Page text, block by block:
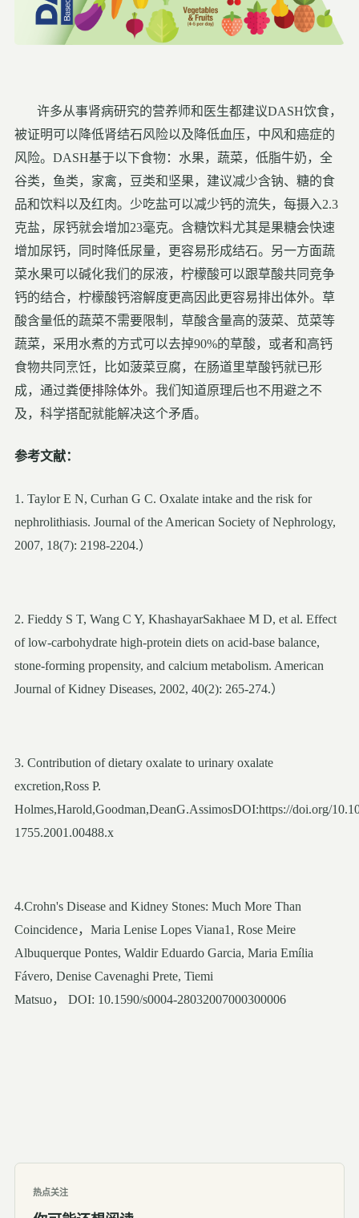
许多从事肾病研究的营养师和医生都建议DASH饮食，
被证明可以降低肾结石风险以及降低血压，中风和癌症的
风险。DASH基于以下食物：水果，蔬菜，低脂牛奶，全
谷类，鱼类，家禽，豆类和坚果，建议减少含钠、糖的食
品和饮料以及红肉。少吃盐可以减少钙的流失，每摄入2.3
克盐，尿钙就会增加23毫克。含糖饮料尤其是果糖会快速
增加尿钙，同时降低尿量，更容易形成结石。另一方面蔬
菜水果可以碱化我们的尿液，柠檬酸可以跟草酸共同竞争
钙的结合，柠檬酸钙溶解度更高因此更容易排出体外。草
酸含量低的蔬菜不需要限制，草酸含量高的菠菜、苋菜等
蔬菜，采用水煮的方式可以去掉90%的草酸，或者和高钙
食物共同烹饪，比如菠菜豆腐，在肠道里草酸钙就已形
成，通过粪便排除体外。 我们知道原理后也不用避之不
及，科学搭配就能解决这个矛盾。
参考文献：
1. Taylor E N, Curhan G C. Oxalate intake and the risk for
nephrolithiasis. Journal of the American Society of Nephrology,
2007, 18(7): 2198-2204.）
2. Fieddy S T, Wang C Y, KhashayarSakhaee M D, et al. Effect
of low-carbohydrate high-protein diets on acid-base balance,
stone-forming propensity, and calcium metabolism. American
Journal of Kidney Diseases, 2002, 40(2): 265-274.）
3. Contribution of dietary oxalate to urinary oxalate
excretion,Ross P.
Holmes,Harold,Goodman,DeanG.AssimosDOI:https://doi.org/
1755.2001.00488.x
4.Crohn's Disease and Kidney Stones: Much More Than
Coincidence，Maria Lenise Lopes Viana1, Rose Meire
Albuquerque Pontes, Waldir Eduardo Garcia, Maria Emília
Fávero, Denise Cavenaghi Prete, Tiemi
Matsuo， DOI: 10.1590/s0004-28032007000300006
热点关注